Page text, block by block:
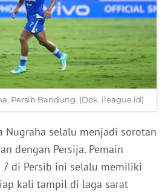
Persib Bandung. (Dok. ileague.id)
Nugraha selalu menjadi sorotan
dengan Persija. Pemain
di Persib ini selalu memiliki
kali tampil di laga sarat